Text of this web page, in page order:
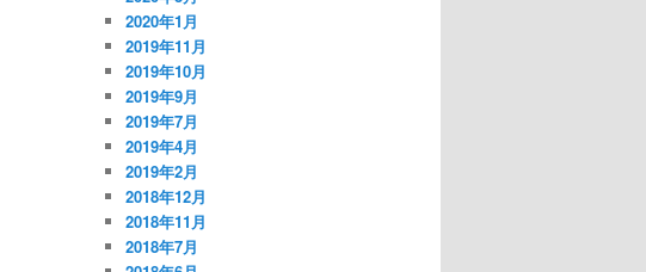
2020年1月
2019年11月
2019年10月
2019年9月
2019年7月
2019年4月
2019年2月
2018年12月
2018年11月
2018年7月